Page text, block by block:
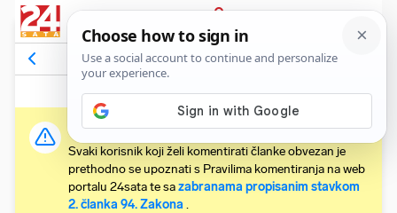
PRIJAVA
Komentari Relevantni
Važna obavijest:
Svaki korisnik koji želi komentirati članke obvezan je
prethodno se upoznati s Pravilima komentiranja na web
portalu 24sata te sazabranama propisanim stavkom
2. članka 94. Zakona .